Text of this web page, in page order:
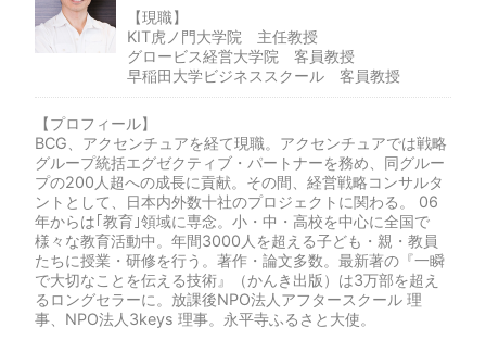
【現職】
KIT虎ノ門大学院 主任教授
グロービス経営大学院 客員教授
早稲田大学ビジネススクール 客員教授
【プロフィール】
BCG、アクセンチュアを経て現職。アクセンチュアでは戦略
グループ統括エグゼクティブ・パートナーを務め、同グルー
プの200人超への成長に貢献。その間、経営戦略コンサルタ
ントとして、日本内外数十社のプロジェクトに関わる。 06
年からは｢教育｣領域に専念。小・中・高校を中心に全国で
様々な教育活動中。年間3000人を超える子ども・親・教員
たちに授業・研修を行う。著作・論文多数。最新著の『一瞬
で大切なことを伝える技術』（かんき出版）は3万部を超え
るロングセラーに。放課後NPO法人アフタースクール 理
事、NPO法人3keys 理事。永平寺ふるさと大使。